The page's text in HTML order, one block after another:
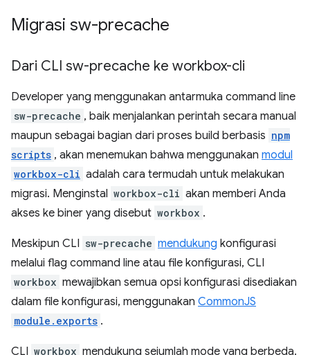
Migrasi sw-precache
Dari CLI sw-precache ke workbox-cli
Developer yang menggunakan antarmuka command line
sw-precache , baik menjalankan perintah secara manual
maupun sebagai bagian dari proses build berbasis npm
scripts , akan menemukan bahwa menggunakan modul
workbox-cli adalah cara termudah untuk melakukan
migrasi. Menginstal workbox-cli akan memberi Anda
akses ke biner yang disebut workbox .
Meskipun CLI sw-precache mendukung konfigurasi
melalui flag command line atau file konfigurasi, CLI
workbox mewajibkan semua opsi konfigurasi disediakan
dalam file konfigurasi, menggunakan CommonJS
module.exports .
CLI workbox mendukung sejumlah mode yang berbeda.